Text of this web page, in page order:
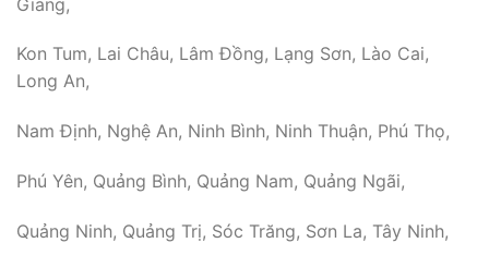
Kon Tum, Lai Châu, Lâm Đồng, Lạng Sơn, Lào Cai,
Long An,
Nam Định, Nghệ An, Ninh Bình, Ninh Thuận, Phú Thọ,
Phú Yên, Quảng Bình, Quảng Nam, Quảng Ngãi,
Quảng Ninh, Quảng Trị, Sóc Trăng, Sơn La, Tây Ninh,